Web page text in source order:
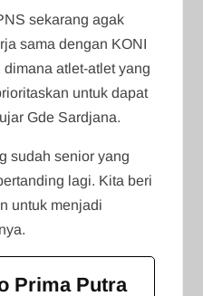
sekarang agak
sama dengan KONI
atlet-atlet yang
untuk dapat
Gde Sardjana.
sudah senior yang
lagi. Kita beri
untuk menjadi
Prima Putra